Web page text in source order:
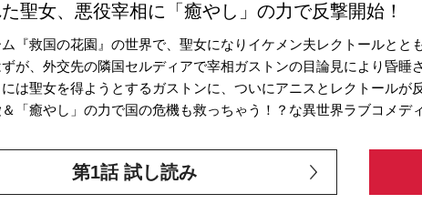
聖女、悪役宰相に「癒やし」の力で反撃開始！
『救国の花園』の世界で、聖女になりイケメン夫レクトールとと
が、外交先の隣国セルディアで宰相ガストンの目論見により昏睡
には聖女を得ようとするガストンに、ついにアニスとレクトールが
「癒やし」の力で国の危機も救っちゃう！？な異世界ラブコメデ
第1話 試し読み